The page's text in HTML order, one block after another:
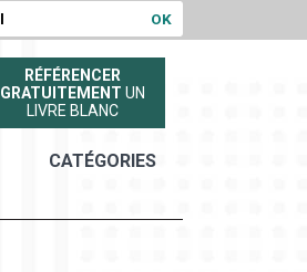
RÉFÉRENCER
GRATUITEMENT UN
LIVRE BLANC
CATÉGORIES